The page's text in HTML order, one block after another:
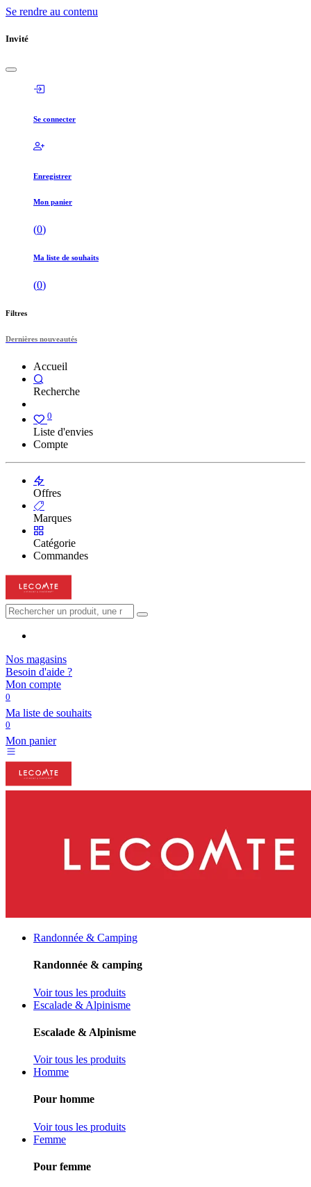
Se rendre au contenu
Invité
Se connecter
Enregistrer
Mon panier
(0)
Ma liste de souhaits
(0)
Filtres
Dernières nouveautés
Accueil
Recherche
0
Liste d'envies
Compte
Offres
Marques
Catégorie
Commandes
Nos magasins
Besoin d'aide ?
Mon compte
0
Ma liste de souhaits
0
Mon panier
Randonnée & Camping
Randonnée & camping
Voir tous les produits
Escalade & Alpinisme
Escalade & Alpinisme
Voir tous les produits
Homme
Pour homme
Voir tous les produits
Femme
Pour femme